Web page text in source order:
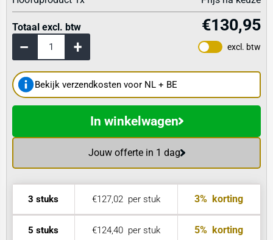
excl. btw
Totaal excl. btw €130,95
Bekijk verzendkosten voor NL + BE
Jouw offerte in 1 dag
In winkelwagen
3 stuks €127,02per stuk 3% korting
5 stuks €124,40per stuk 5% korting